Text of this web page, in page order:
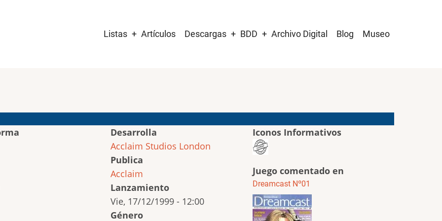
navigation
Listas Artículos Descargas BDD Archivo Digital Blog Museo
Desarrolla
Acclaim Studios London
Publica
Acclaim
Lanzamiento
Vie, 17/12/1999 - 12:00
Género
Iconos Informativos
Juego comentado en
Dreamcast Nº01